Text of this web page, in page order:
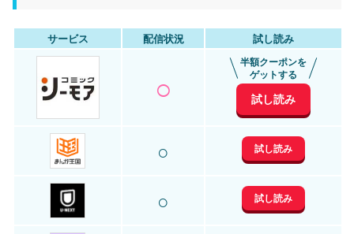
サービス 配信状況 試し読み
○
半額クーポンを
ゲットする
試し読み
○ 試し読み
○ 試し読み